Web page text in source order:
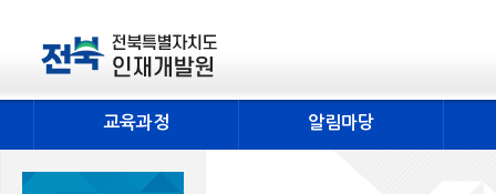
교육과정 알림마당